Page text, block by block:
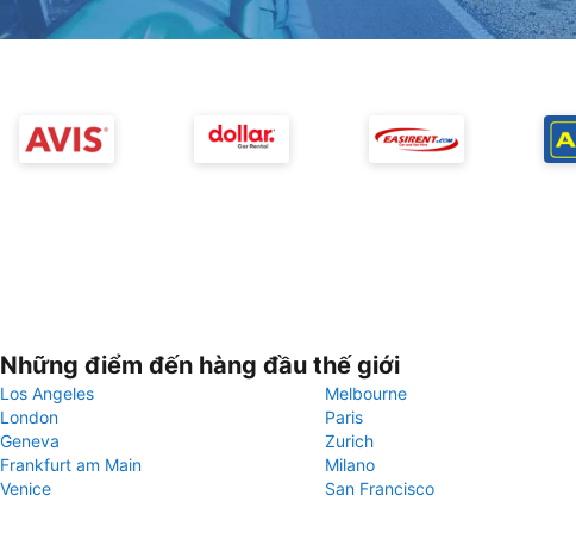
Những điểm đến hàng đầu thế giới
Los Angeles
Melbourne
London
Paris
Geneva
Zurich
Frankfurt am Main
Milano
Venice
San Francisco